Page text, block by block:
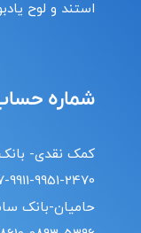
استند و لوح
شماره
کمک نقدی-
9911-9951-2470
حامیان-بانک